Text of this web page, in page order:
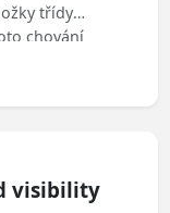
třídy
chování
visibility